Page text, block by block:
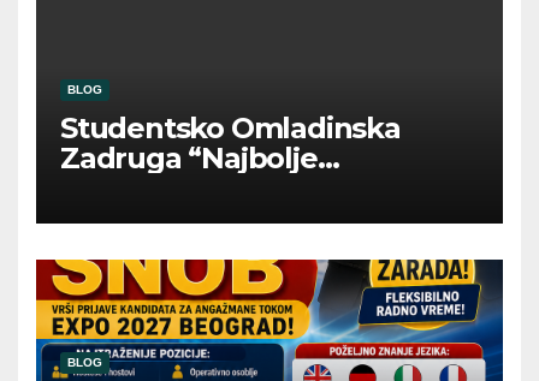
BLOG
Studentsko Omladinska
Zadruga “Najbolje
BLOG